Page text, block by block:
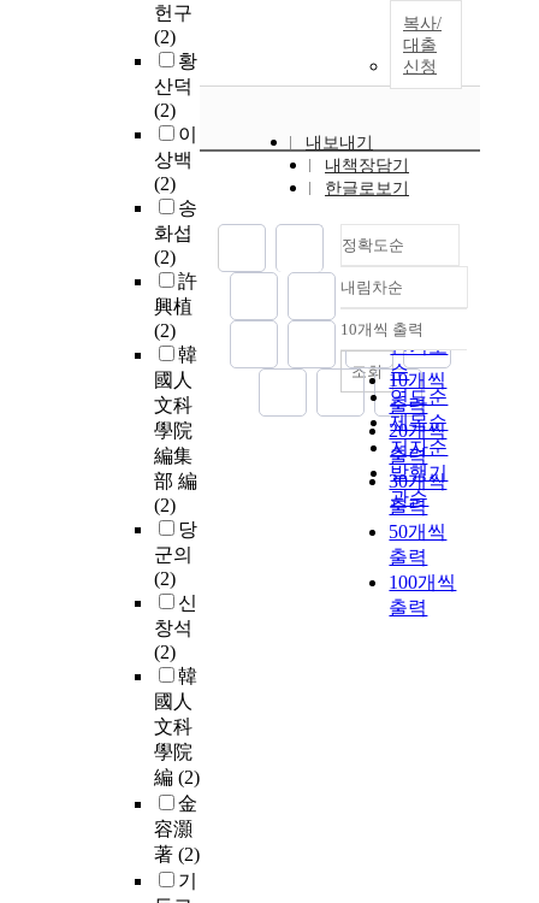
헌구
(2)
황
산덕
(2)
이
상백
(2)
송
화섭
(2)
許
興植
(2)
韓
國人
文科
學院
編集
部 編
(2)
당
군의
(2)
신
창석
(2)
韓
國人
文科
學院
編 (2)
金
容灝
著 (2)
기
복사/
대출
신청
내보내기
내책장담기
한글로보기
정확도순
정확도
순
인기도
순
연도순
제목순
저자순
발행기
관순
내림차순
내림차순
10개씩 출력
10개씩
출력
20개씩
출력
30개씩
출력
50개씩
출력
100개씩
출력
조회